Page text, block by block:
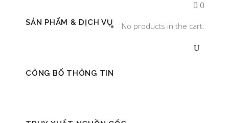
SẢN PHẨM & DỊCH VỤ
CÔNG BỐ THÔNG TIN
0
No products in the cart.